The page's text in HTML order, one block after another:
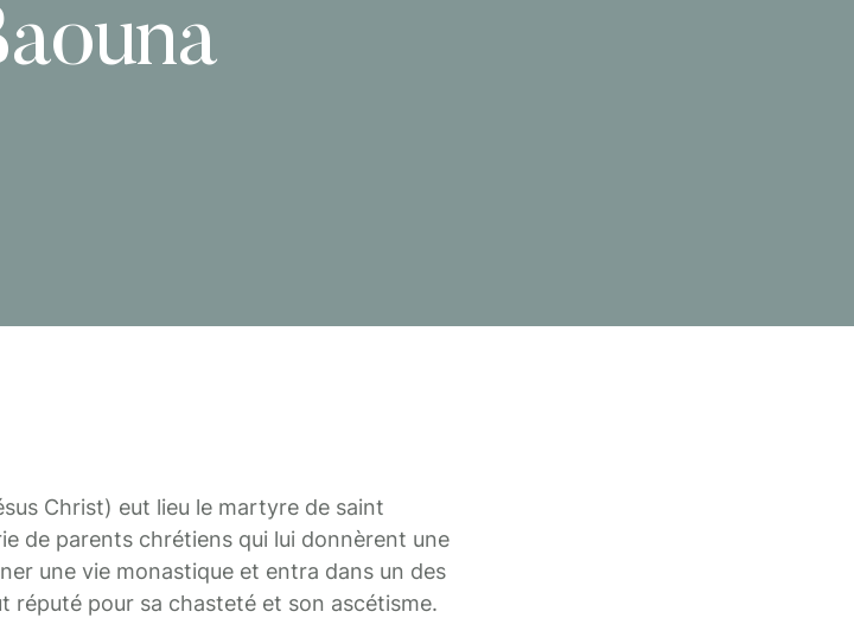
Christ) eut lieu le martyre de saint
de parents chrétiens qui lui donnèrent une
une vie monastique et entra dans un des
réputé pour sa chasteté et son ascétisme.